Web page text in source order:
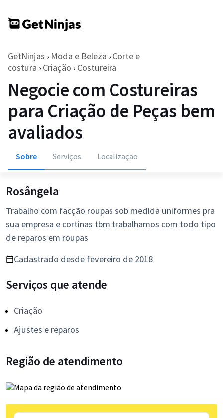
GetNinjas › Moda e Beleza › Corte e
costura › Criação › Costureira
Negocie com Costureiras
para Criação de Peças bem
avaliados
Sobre Serviços Localização
Rosângela
Trabalho com facção roupas sob medida uniformes pra
sua empresa e cortinas tbm trabalhamos com todo tipo
de reparos em roupas
Cadastrado desde fevereiro de 2018
Serviços que atende
Criação
Ajustes e reparos
Região de atendimento